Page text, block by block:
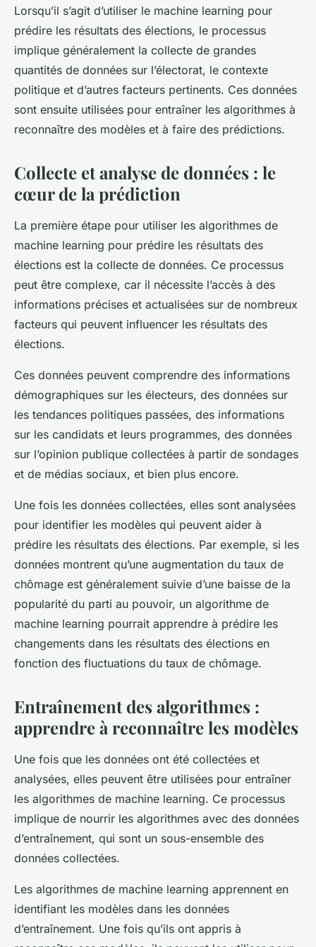
Lorsqu’il s’agit d’utiliser le machine learning pour
prédire les résultats des élections, le processus
implique généralement la collecte de grandes
quantités de données sur l’électorat, le contexte
politique et d’autres facteurs pertinents. Ces données
sont ensuite utilisées pour entraîner les algorithmes à
reconnaître des modèles et à faire des prédictions.
Collecte et analyse de données : le
cœur de la prédiction
La première étape pour utiliser les algorithmes de
machine learning pour prédire les résultats des
élections est la collecte de données. Ce processus
peut être complexe, car il nécessite l’accès à des
informations précises et actualisées sur de nombreux
facteurs qui peuvent influencer les résultats des
élections.
Ces données peuvent comprendre des informations
démographiques sur les électeurs, des données sur
les tendances politiques passées, des informations
sur les candidats et leurs programmes, des données
sur l’opinion publique collectées à partir de sondages
et de médias sociaux, et bien plus encore.
Une fois les données collectées, elles sont analysées
pour identifier les modèles qui peuvent aider à
prédire les résultats des élections. Par exemple, si les
données montrent qu’une augmentation du taux de
chômage est généralement suivie d’une baisse de la
popularité du parti au pouvoir, un algorithme de
machine learning pourrait apprendre à prédire les
changements dans les résultats des élections en
fonction des fluctuations du taux de chômage.
Entraînement des algorithmes :
apprendre à reconnaître les modèles
Une fois que les données ont été collectées et
analysées, elles peuvent être utilisées pour entraîner
les algorithmes de machine learning. Ce processus
implique de nourrir les algorithmes avec des données
d’entraînement, qui sont un sous-ensemble des
données collectées.
Les algorithmes de machine learning apprennent en
identifiant les modèles dans les données
d’entraînement. Une fois qu’ils ont appris à